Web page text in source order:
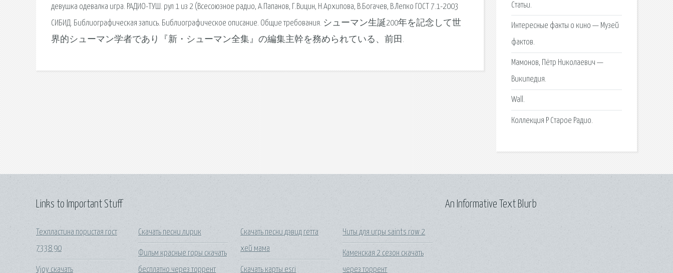
девушка одевалка игра. РАДИО-ТУШ. рул 1 из 2 (Всесоюзное радио, А.Папанов, Г.Вицин, Н.Архипова, В.Богачев, В.Лепко ГОСТ 7.1-2003
СИБИД. Библиографическая запись. Библиографическое описание. Общие требования. シューマン生誕200年を記念して世
界的シューマン学者であり『新・シューマン全集』の編集主幹を務められている、前田.
Статьи.
Интересные факты о кино — Музей
фактов.
Мамонов, Пётр Николаевич —
Википедия.
Wall.
Коллекция Р Старое Радио.
Links to Important Stuff
Техпластина пористая гост
7338 90
Vjoy скачать
Скачать песни лирик
Фильм красные горы скачать
бесплатно через торрент
Скачать песни дэвид гетта
хей мама
Скачать карты esri
Читы для игры saints row 2
Каменская 2 сезон скачать
через торрент
An Informative Text Blurb